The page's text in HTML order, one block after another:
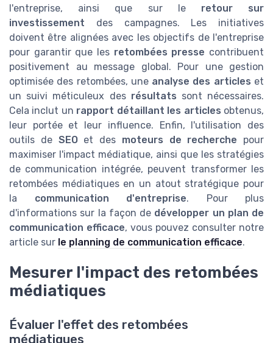
l'entreprise, ainsi que sur le retour sur
investissement des campagnes. Les initiatives
doivent être alignées avec les objectifs de l'entreprise
pour garantir que les retombées presse contribuent
positivement au message global. Pour une gestion
optimisée des retombées, une analyse des articles et
un suivi méticuleux des résultats sont nécessaires.
Cela inclut un rapport détaillant les articles obtenus,
leur portée et leur influence. Enfin, l'utilisation des
outils de SEOet des moteurs de recherche pour
maximiser l'impact médiatique, ainsi que les stratégies
de communication intégrée, peuvent transformer les
retombées médiatiques en un atout stratégique pour
la communication d'entreprise. Pour plus
d'informations sur la façon de développer un plan de
communication efficace, vous pouvez consulter notre
article sur le planning de communication efficace.
Mesurer l'impact des retombées
médiatiques
Évaluer l'effet des retombées
médiatiques